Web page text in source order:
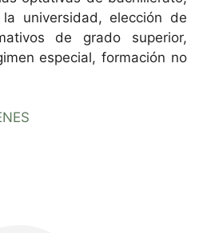
universidad, elección de
de grado superior,
especial, formación no